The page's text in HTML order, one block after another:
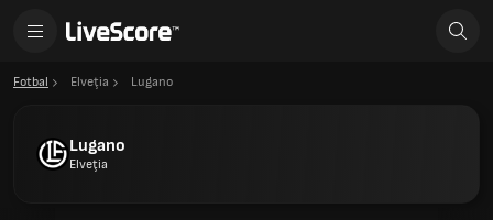
Fotbal Elveţia Lugano
Lugano
Elveţia